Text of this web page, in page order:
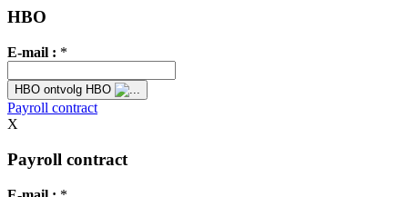
HBO
E-mail : *
HBO ontvolg HBO
Payroll contract
X
Payroll contract